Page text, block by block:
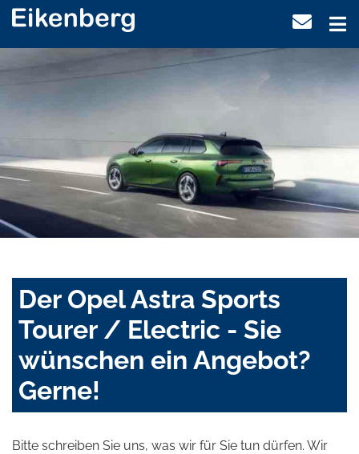
Der Opel Astra Sports
Tourer / Electric - Sie
wünschen ein Angebot?
Gerne!
Bitte schreiben Sie uns, was wir für Sie tun dürfen. Wir